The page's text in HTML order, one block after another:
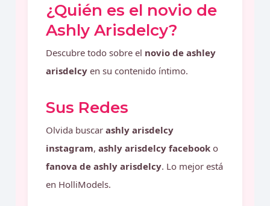
¿Quién es el novio de
Ashly Arisdelcy?
Descubre todo sobre el novio de ashley
arisdelcy en su contenido íntimo.
Sus Redes
Olvida buscarashly arisdelcy
instagram,ashly arisdelcy facebook o
fanova de ashly arisdelcy. Lo mejor está
en HolliModels.